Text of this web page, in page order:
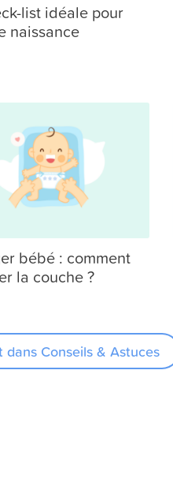
list idéale pour
naissance
bébé : comment
la couche ?
dans Conseils & Astuces